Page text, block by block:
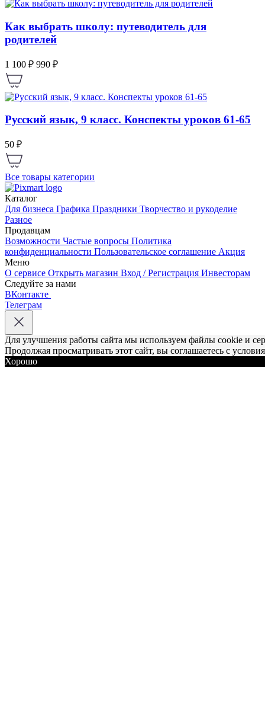
Как выбрать школу: путеводитель для
родителей
1 100 ₽ 990 ₽
Русский язык, 9 класс. Конспекты уроков 61-65
50 ₽
Все товары категории
Каталог
Для бизнеса Графика Праздники Творчество и рукоделие
Разное
Продавцам
Возможности Частые вопросы Политика
конфиденциальности Пользовательское соглашение Акция
Меню
О сервисе Открыть магазин Вход / Регистрация Инвесторам
Следуйте за нами
ВКонтакте
Телеграм
Для улучшения работы сайта мы используем файлы cookie и
Продолжая просматривать этот сайт, вы соглашаетесь с
Хорошо